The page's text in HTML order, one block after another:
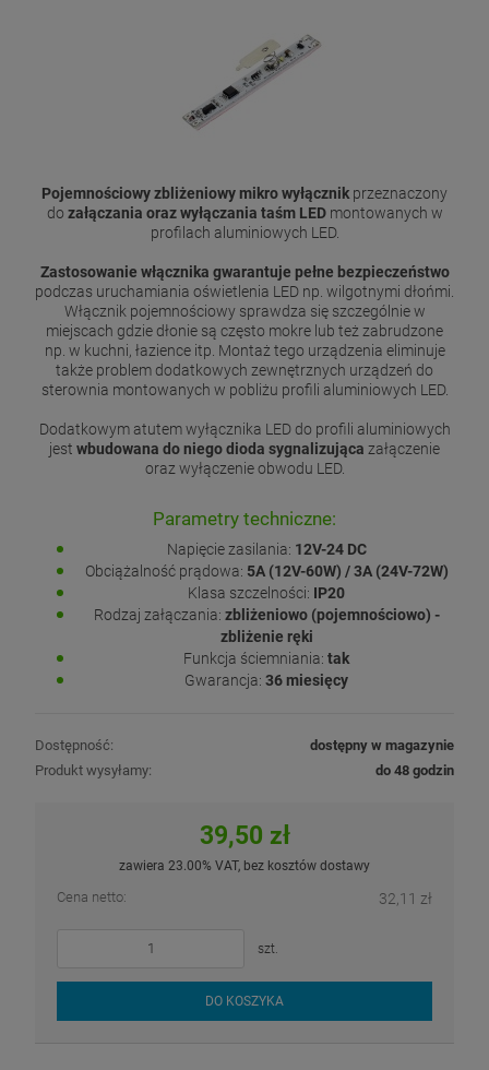
Pojemnościowy zbliżeniowy mikro wyłącznikprzeznaczony
do załączania oraz wyłączania taśm LEDmontowanych w
profilach aluminiowych LED.
Zastosowanie włącznika gwarantuje pełne bezpieczeństwo
podczas uruchamiania oświetlenia LED np. wilgotnymi dłońmi.
Włącznik pojemnościowy sprawdza się szczególnie w
miejscach gdzie dłonie są często mokre lub też zabrudzone
np. w kuchni, łazience itp. Montaż tego urządzenia eliminuje
także problem dodatkowych zewnętrznych urządzeń do
sterownia montowanych w pobliżu profili aluminiowych LED.
Dodatkowym atutem wyłącznika LED do profili aluminiowych
jest wbudowana do niego dioda sygnalizująca załączenie
oraz wyłączenie obwodu LED.
Parametry techniczne:
Napięcie zasilania: 12V-24 DC
Obciążalność prądowa: 5A (12V-60W) / 3A (24V-72W)
Klasa szczelności: IP20
Rodzaj załączania: zbliżeniowo (pojemnościowo) -
zbliżenie ręki
Funkcja ściemniania: tak
Gwarancja: 36 miesięcy
Dostępność:
dostępny w magazynie
Produkt wysyłamy:
do 48 godzin
39,50 zł
zawiera 23.00% VAT, bez kosztów dostawy
Cena netto: 32,11 zł
szt.
DO KOSZYKA